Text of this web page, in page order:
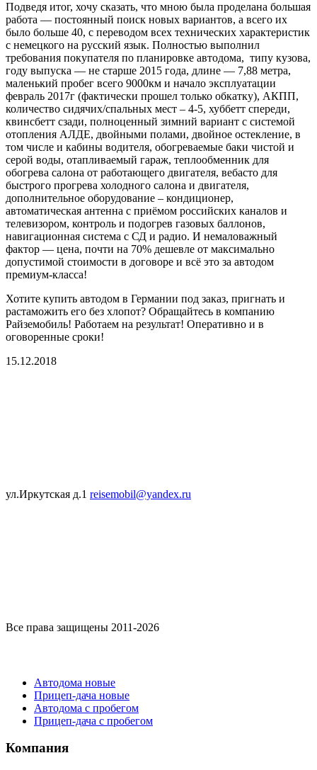
Подведя итог, хочу сказать, что мною была проделана большая
работа — постоянный поиск новых вариантов, а всего их
было больше 40, с переводом всех технических характеристик
с немецкого на русский язык. Полностью выполнил
требования покупателя по планировке автодома, типу кузова,
году выпуска — не старше 2015 года, длине — 7,88 метра,
маленький пробег всего 9000км и начало эксплуатации
февраль 2017г (фактически прошел только обкатку), АКПП,
количество сидячих/спальных мест – 4-5, хуббетт спереди,
квинсбетт сзади, полноценный зимний вариант с системой
отопления АЛДЕ, двойными полами, двойное остекление, в
том числе и кабины водителя, обогреваемые баки чистой и
серой воды, отапливаемый гараж, теплообменник для
обогрева салона от работающего двигателя, вебасто для
быстрого прогрева холодного салона и двигателя,
дополнительное оборудование – кондиционер,
автоматическая антенна с приёмом российских каналов и
телевизором, контроль и подогрев газовых баллонов,
навигационная система с СД и радио. И немаловажный
фактор — цена, почти на 70% дешевле от максимально
допустимой стоимости в договоре и всё это за автодом
премиум-класса!
Хотите купить автодом в Германии под заказ, пригнать и
растаможить его без хлопот? Обращайтесь в компанию
Райземобиль! Работаем на результат! Оперативно и в
оговоренные сроки!
15.12.2018
ул.Иркутская д.1 reisemobil@yandex.ru
Все права защищены 2011-2026
Автодома новые
Прицеп-дача новые
Автодома с пробегом
Прицеп-дача с пробегом
Компания